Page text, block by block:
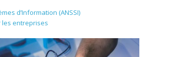
d’Information (ANSSI)
entreprises